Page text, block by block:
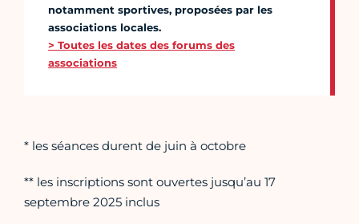
notamment sportives, proposées par les
associations locales.
> Toutes les dates des forums des
associations
* les séances durent de juin à octobre
** les inscriptions sont ouvertes jusqu’au 17
septembre 2025 inclus